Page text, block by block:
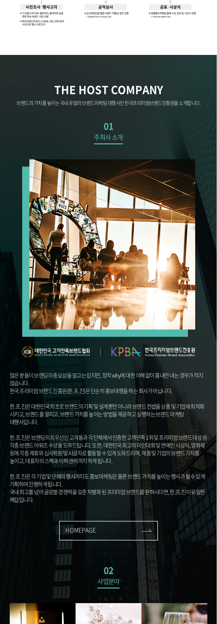
THE HOST COMPANY
브랜드의 가치를 높이는 국내 유일의 브랜드마케팅 대행사인 한국프리미엄브랜드진흥원을 소개합니다.
01
주최사 소개
많은 분들이 브랜딩의 중요성을 알고는 있지만, 정작 why에 대한 이해 없이 흉내만 내는 경우가 적지
않습니다.
한국 프리미엄 브랜드 진흥원(한.프.진)은 단순히 홍보대행을 하는 회사가 아닙니다.
한.프.진은 대한민국 최초로 브랜드의 기획 및 설계뿐만 아니라 브랜드 컨셉을 상품 및 기업에 최적화
시키고, 브랜드를 알리고, 브랜드 가치를 높이는 방법을 제공하고 실행하는 브랜드 마케팅
대행사입니다.
한.프.진은 브랜딩의 최우선인 고객들과 각 단체에서 인증한 고객만족 1위 및 프리미엄 브랜드 대상 등
각종 브랜드 어워즈 수상을 도와드립니다. 또한, 대한민국 최고의 미인대회 및 연예인 시상식, 영화제
등에 각종 제휴와 심사위원 및 시상자로 활동할 수 있게 도와드리며, 제품 및 기업의 브랜드 가치를
높이고, 대표자의 스펙과 이력 관리까지 하게 됩니다.
한.프.진은 각 기업 및 단체의 행사까지도 홍보마케팅은 물론 브랜드 가치를 높이는 행사가 될 수 있게
기획하여 진행하게 됩니다.
국내 최고를 넘어 글로벌 경쟁력을 갖춘 차별화 된 프리미엄 브랜드를 원하시다면, 한.프.진이 유일한
해답입니다.
HOMEPAGE
02
사업분야